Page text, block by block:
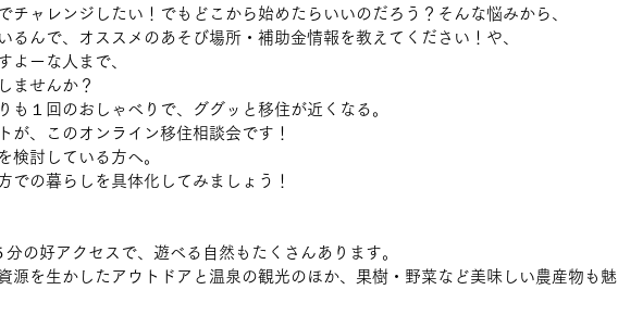
チャレンジしたい！でもどこから始めたらいいのだろう？そんな悩みから、
るんで、オススメのあそび場所・補助金情報を教えてください！や、
よーな人まで、
ませんか？
も１回のおしゃべりで、ググッと移住が近くなる。
が、このオンライン移住相談会です！
検討している方へ。
での暮らしを具体化してみましょう！
の好アクセスで、遊べる自然もたくさんあります。
源を生かしたアウトドアと温泉の観光のほか、果樹・野菜など美味しい農産物も魅